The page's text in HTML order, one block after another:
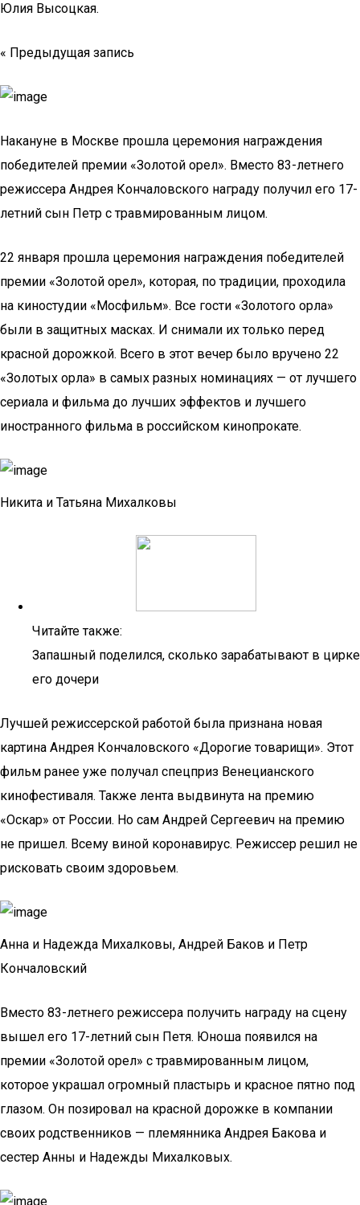
Юлия Высоцкая.
« Предыдущая запись
Накануне в Москве прошла церемония награждения
победителей премии «Золотой орел». Вместо 83-летнего
режиссера Андрея Кончаловского награду получил его 17-
летний сын Петр с травмированным лицом.
22 января прошла церемония награждения победителей
премии «Золотой орел», которая, по традиции, проходила
на киностудии «Мосфильм». Все гости «Золотого орла»
были в защитных масках. И снимали их только перед
красной дорожкой. Всего в этот вечер было вручено 22
«Золотых орла» в самых разных номинациях — от лучшего
сериала и фильма до лучших эффектов и лучшего
иностранного фильма в российском кинопрокате.
Никита и Татьяна Михалковы
Читайте также:
Запашный поделился, сколько зарабатывают в цирке
его дочери
Лучшей режиссерской работой была признана новая
картина Андрея Кончаловского «Дорогие товарищи». Этот
фильм ранее уже получал спецприз Венецианского
кинофестиваля. Также лента выдвинута на премию
«Оскар» от России. Но сам Андрей Сергеевич на премию
не пришел. Всему виной коронавирус. Режиссер решил не
рисковать своим здоровьем.
Анна и Надежда Михалковы, Андрей Баков и Петр
Кончаловский
Вместо 83-летнего режиссера получить награду на сцену
вышел его 17-летний сын Петя. Юноша появился на
премии «Золотой орел» с травмированным лицом,
которое украшал огромный пластырь и красное пятно под
глазом. Он позировал на красной дорожке в компании
своих родственников — племянника Андрея Бакова и
сестер Анны и Надежды Михалковых.